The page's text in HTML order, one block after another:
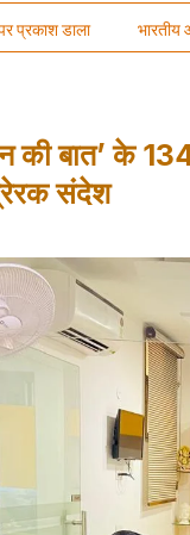
भारतीय
की बात’ के
संदेश